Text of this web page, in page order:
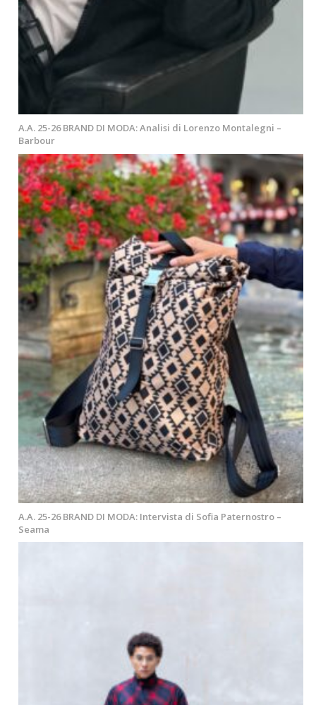
A.A. 25-26 BRAND DI MODA: Analisi di Lorenzo Montalegni –
Barbour
A.A. 25-26 BRAND DI MODA: Intervista di Sofia Paternostro –
Seama